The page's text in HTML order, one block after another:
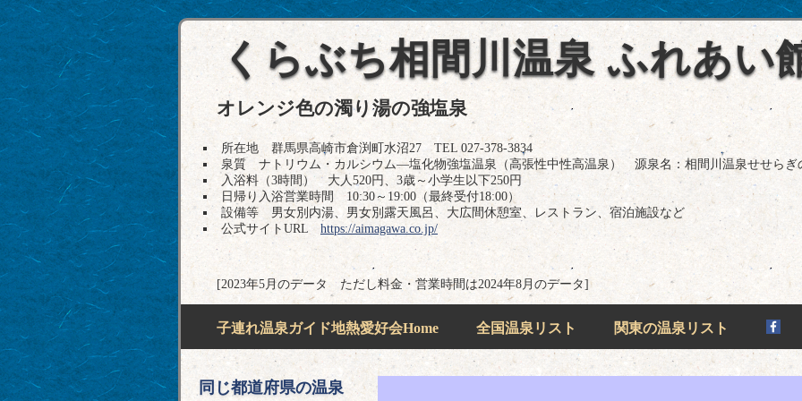
くらぶち相間川温泉 ふれあい
オレンジ色の濁り湯の強塩泉
所在地 群馬県高崎市倉渕町水沼27 TEL 027-378-3834
泉質 ナトリウム・カルシウム―塩化物強塩温泉（高張性中性高温泉） 源泉名：相間川温泉せせらぎ
入浴料（3時間） 大人520円、3歳～小学生以下250円
日帰り入浴営業時間 10:30～19:00（最終受付18:00）
設備等 男女別内湯、男女別露天風呂、大広間休憩室、レストラン、宿泊施設など
公式サイトURL https://aimagawa.co.jp/
[2023年5月のデータ ただし料金・営業時間は2024年8月のデータ]
子連れ温泉ガイド地熱愛好会Home 全国温泉リスト 関東の温泉リスト
同じ都道府県の温泉